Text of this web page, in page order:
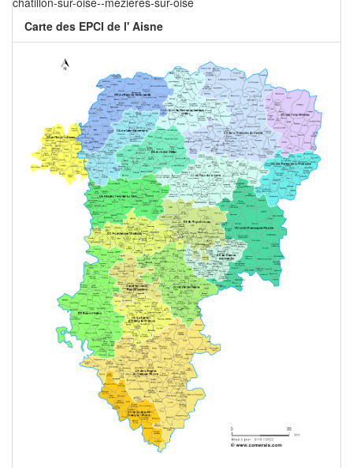
Carte des EPCI de l' Aisne